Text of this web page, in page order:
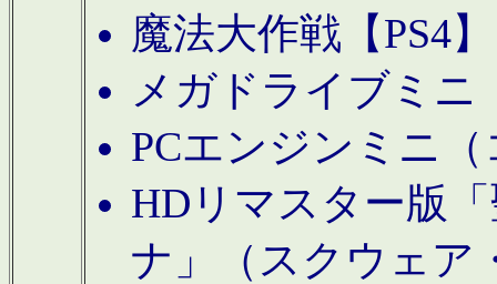
魔法大作戦【PS4
メガドライブミニ
PCエンジンミニ
HDリマスター版
ナ」（スクウェア